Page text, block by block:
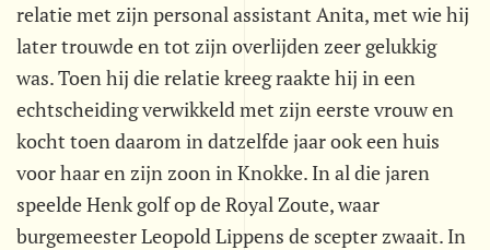
relatie met zijn personal assistant Anita, met wie hij
later trouwde en tot zijn overlijden zeer gelukkig
was. Toen hij die relatie kreeg raakte hij in een
echtscheiding verwikkeld met zijn eerste vrouw en
kocht toen daarom in datzelfde jaar ook een huis
voor haar en zijn zoon in Knokke. In al die jaren
speelde Henk golf op de Royal Zoute, waar
burgemeester Leopold Lippens de scepter zwaait. In